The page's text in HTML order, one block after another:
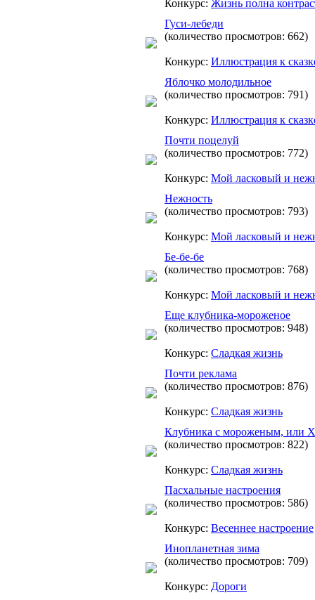
Конкурс: Жизнь полна
Гуси-лебеди
(количество просмотров: 662)
Конкурс: Иллюстрация к
Яблочко молодильное
(количество просмотров: 791)
Конкурс: Иллюстрация к
Почти поцелуй
(количество просмотров: 772)
Конкурс: Mой ласковый и
Нежность
(количество просмотров: 793)
Конкурс: Mой ласковый и
Бе-бе-бе
(количество просмотров: 768)
Конкурс: Mой ласковый и
Еще клубника-мороженое
(количество просмотров: 948)
Конкурс: Сладкая жизнь
Почти реклама
(количество просмотров: 876)
Конкурс: Сладкая жизнь
Клубника с мороженым, или
(количество просмотров: 822)
Конкурс: Сладкая жизнь
Пасхальные настроения
(количество просмотров: 586)
Конкурс: Весеннее настроение
Инопланетная зима
(количество просмотров: 709)
Конкурс: Дороги